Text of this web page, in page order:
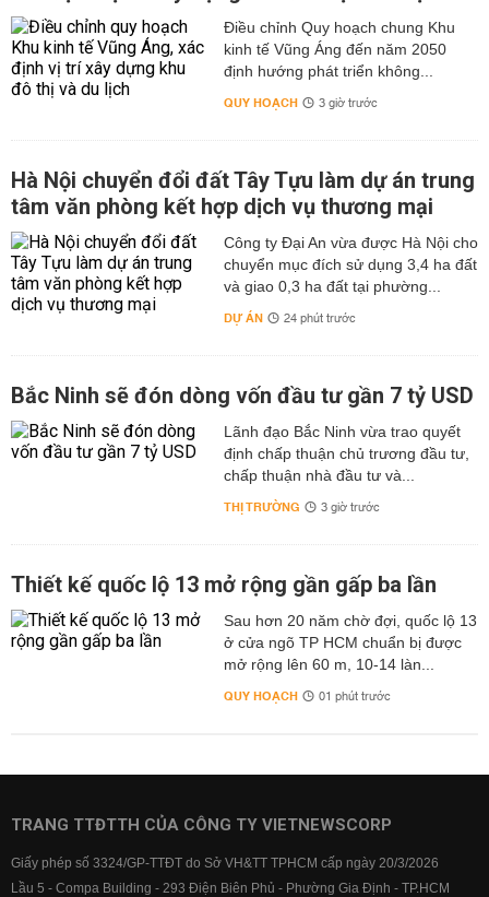
Điều chỉnh Quy hoạch chung Khu
kinh tế Vũng Áng đến năm 2050
định hướng phát triển không...
QUY HOẠCH 3 giờ trước
Hà Nội chuyển đổi đất Tây Tựu làm dự án trung
tâm văn phòng kết hợp dịch vụ thương mại
Công ty Đại An vừa được Hà Nội cho
chuyển mục đích sử dụng 3,4 ha đất
và giao 0,3 ha đất tại phường...
DỰ ÁN 24 phút trước
Bắc Ninh sẽ đón dòng vốn đầu tư gần 7 tỷ USD
Lãnh đạo Bắc Ninh vừa trao quyết
định chấp thuận chủ trương đầu tư,
chấp thuận nhà đầu tư và...
THỊ TRƯỜNG 3 giờ trước
Thiết kế quốc lộ 13 mở rộng gần gấp ba lần
Sau hơn 20 năm chờ đợi, quốc lộ 13
ở cửa ngõ TP HCM chuẩn bị được
mở rộng lên 60 m, 10-14 làn...
QUY HOẠCH 01 phút trước
TRANG TTĐTTH CỦA CÔNG TY VIETNEWSCORP
Giấy phép số 3324/GP-TTĐT do Sở VH&TT TPHCM cấp ngày 20/3/2026
Lầu 5 - Compa Building - 293 Điện Biên Phủ - Phường Gia Định - TP.HCM